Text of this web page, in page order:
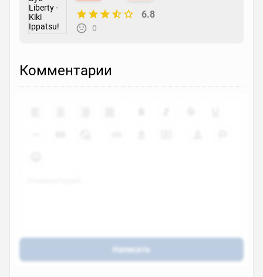
6.8
0
Комментарии
Написать